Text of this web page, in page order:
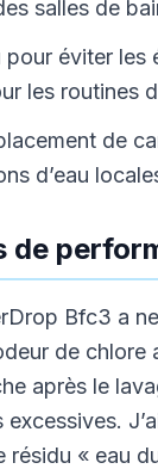
salles de
éviter
les routines
de
d’eau
de
Bfc3 a
de chlore
après le
« eau